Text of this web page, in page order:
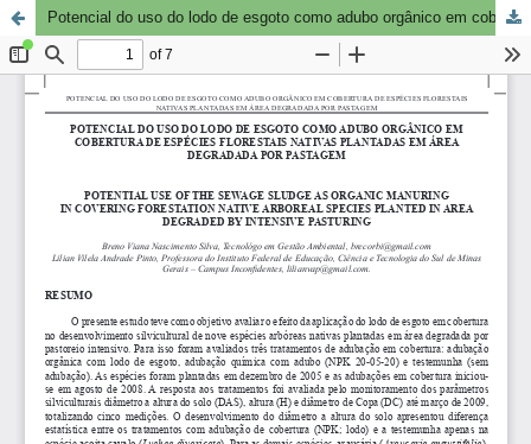
Potencial do uso do lodo de esgoto como adubo orgânico em cobertura de espécies florestais nativas plantadas em área degradada por pastagem